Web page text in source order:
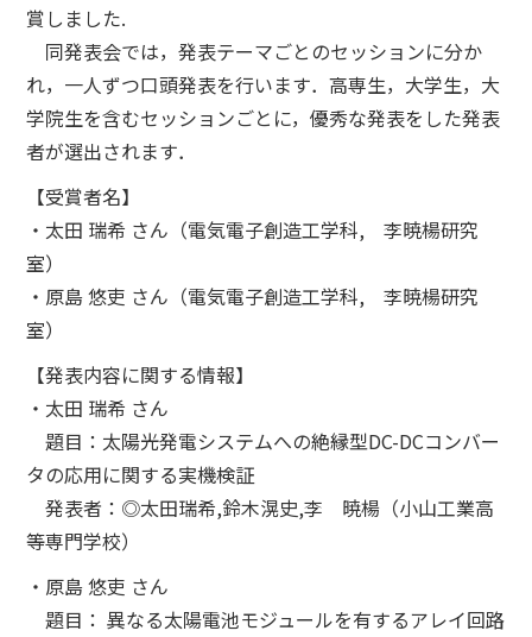
賞しました.
同発表会では，発表テーマごとのセッションに分か
れ，一人ずつ口頭発表を行います．高専生，大学生，大
学院生を含むセッションごとに，優秀な発表をした発表
者が選出されます．
【受賞者名】
・太田 瑞希 さん（電気電子創造工学科, 李暁楊研究
室）
・原島 悠吏 さん（電気電子創造工学科, 李暁楊研究
室）
【発表内容に関する情報】
・太田 瑞希 さん
題目：太陽光発電システムへの絶縁型DC-DCコンバー
タの応用に関する実機検証
発表者：◎太田瑞希,鈴木滉史,李 暁楊（小山工業高
等専門学校）
・原島 悠吏 さん
題目： 異なる太陽電池モジュールを有するアレイ回路